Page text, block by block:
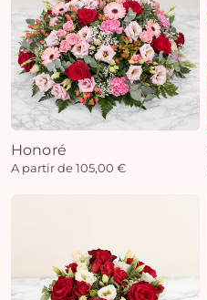
Honoré
A partir de 105,00 €